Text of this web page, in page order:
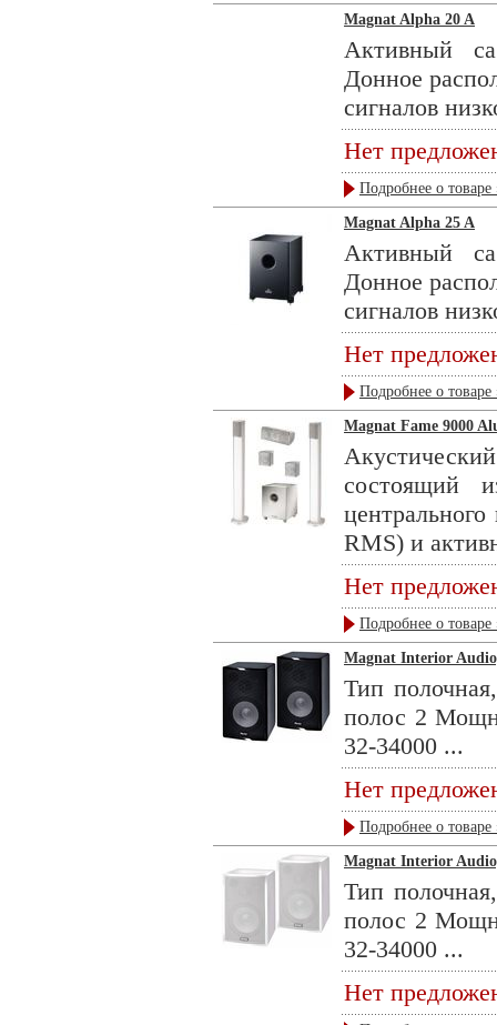
Magnat Alpha 20 A
Активный
Донное
сигналов
Нет
Подробнее о товаре
Magnat Alpha 25 A
Активный
Донное
сигналов
Нет
Подробнее о товаре
Magnat Fame 9000
состоящий
RMS) и
Нет
Подробнее о товаре
Magnat Interior
Тип
полос 2
32-34000 ...
Нет
Подробнее о товаре
Magnat Interior
Тип
полос 2
32-34000 ...
Нет